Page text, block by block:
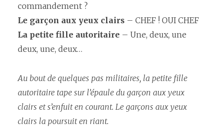
commandement ?
Le garçon aux yeux clairs – CHEF ! OUI CHEF
La petite fille autoritaire – Une, deux, une
deux, une, deux…
Au bout de quelques pas militaires, la petite fille
autoritaire tape sur l’épaule du garçon aux yeux
clairs et s’enfuit en courant. Le garçons aux yeux
clairs la poursuit en riant.